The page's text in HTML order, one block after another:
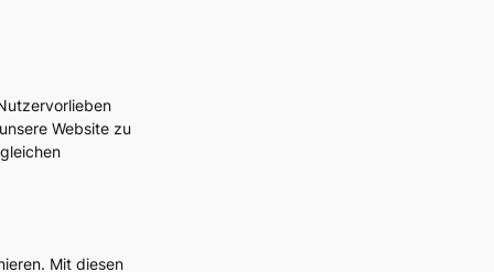
Website zu
Mit diesen